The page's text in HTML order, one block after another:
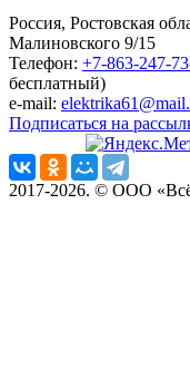
Россия, Ростовская
Малиновского 9/15
Телефон: +7-863-247-
бесплатный)
e-mail:
Подписаться на
2017-2026. © ООО